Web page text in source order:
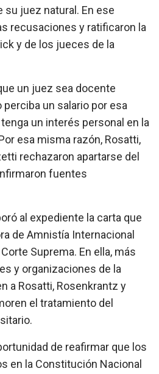
su juez natural. En ese
recusaciones y ratificaron la
y de los jueces de la
un juez sea docente
un salario por esa
un interés personal en la
esa misma razón, Rosatti,
rechazaron apartarse del
fuentes
al expediente la carta que
de Amnistía Internacional
Suprema. En ella, más
y organizaciones de la
a Rosatti, Rosenkrantz y
el tratamiento del
de reafirmar que los
en la Constitución Nacional